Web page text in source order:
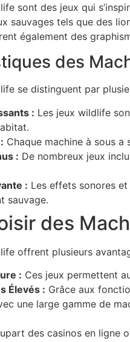
sont des jeux qui
sauvages tels que des
également des
des
se distinguent par
: Les jeux wildlife
Chaque machine à sous
: De nombreux jeux
: Les effets sonores
sauvage.
des
offrent plusieurs
: Ces jeux permettent
Élevés : Grâce aux
une large gamme de
des casinos en ligne